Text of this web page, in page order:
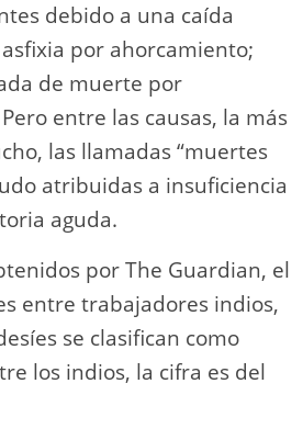
debido a una caída
por ahorcamiento;
de muerte por
entre las causas, la más
las llamadas “muertes
atribuidas a insuficiencia
aguda.
por The Guardian, el
entre trabajadores indios,
se clasifican como
los indios, la cifra es del